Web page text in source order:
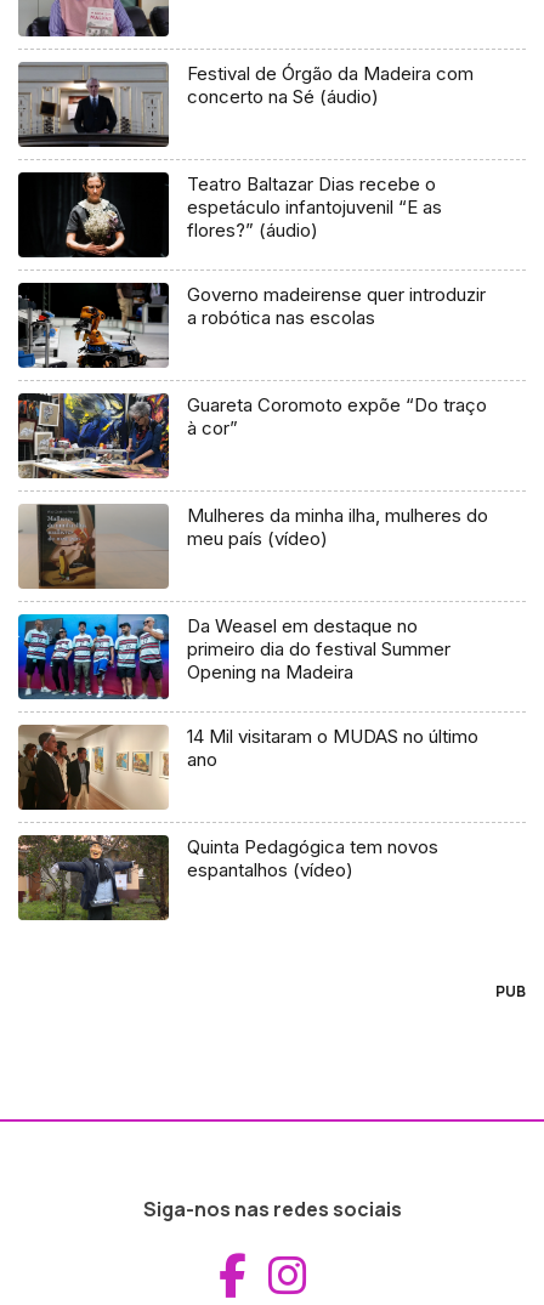
Festival de Órgão da Madeira com
concerto na Sé (áudio)
Teatro Baltazar Dias recebe o
espetáculo infantojuvenil “E as
flores?” (áudio)
Governo madeirense quer introduzir
a robótica nas escolas
Guareta Coromoto expõe “Do traço
à cor”
Mulheres da minha ilha, mulheres do
meu país (vídeo)
Da Weasel em destaque no
primeiro dia do festival Summer
Opening na Madeira
14 Mil visitaram o MUDAS no último
ano
Quinta Pedagógica tem novos
espantalhos (vídeo)
PUB
Siga-nos nas redes sociais
Aceder ao